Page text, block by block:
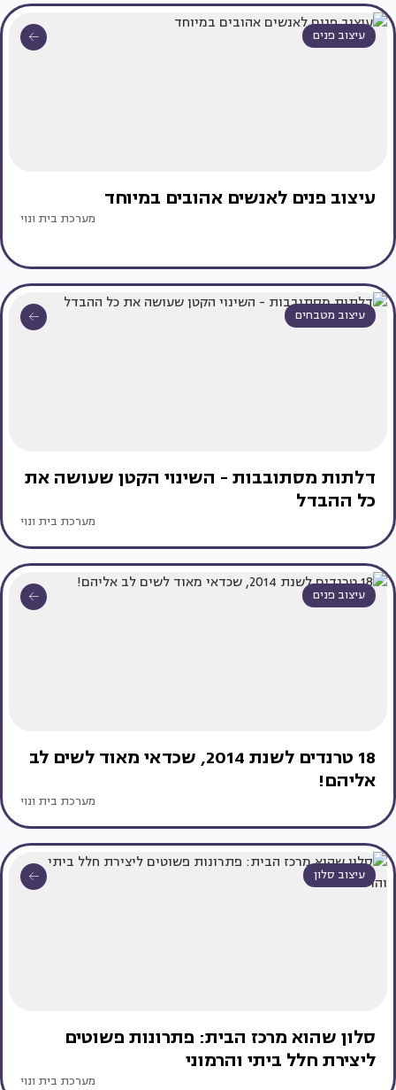
עיצוב פנים
עיצוב פנים לאנשים אהובים במיוחד
מערכת בית ונוי
עיצוב מטבחים
דלתות מסתובבות - השינוי הקטן שעושה את
כל ההבדל
מערכת בית ונוי
עיצוב פנים
18 טרנדים לשנת 2014, שכדאי מאוד לשים לב
אליהם!
מערכת בית ונוי
עיצוב סלון
סלון שהוא מרכז הבית: פתרונות פשוטים
ליצירת חלל ביתי והרמוני
מערכת בית ונוי